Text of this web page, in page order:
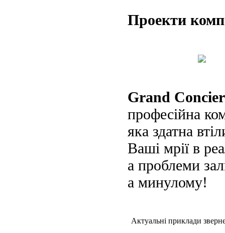
Проекти
Grand
професійна
яка здатна
Ваші мрії в
а проблеми
а минулому!
Актуальні приклади